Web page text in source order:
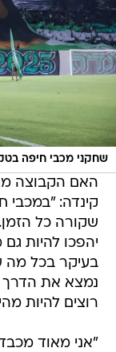
שחקני מכבי חיפה
האם הקבוצה
קינדה: "במכבי
שקורה כל
יהפכו להיות
בעיקר בכל מה
נמצא את הדרך
רוצים להיות
"אני מאוד